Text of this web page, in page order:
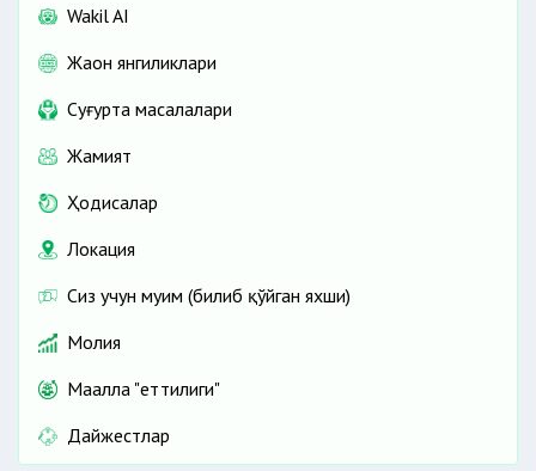
Wakil AI
Жаҳон янгиликлари
Cуғурта масалалари
Жамият
Ҳодисалар
Локация
Сиз учун муҳим (билиб қўйган яхши)
Молия
Маҳалла "еттилиги"
Дайжестлар